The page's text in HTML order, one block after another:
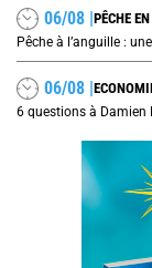
06/08 |PÊCHE
Pêche à l’anguille :
06/08 |
6 questions à Damien